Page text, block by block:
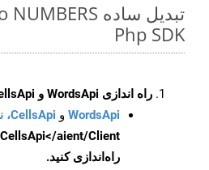
Php SDK
راه اندازی WordsApi و CellsApi
WordsApi و CellsApi، نسخه Basient
راه‌اندازی کنید.